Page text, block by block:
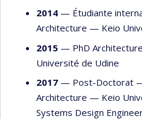
2014 — Étudiante
Architecture — Keio
2015 — PhD
Université de Udine
2017 — Post-Doctorat
Architecture — Keio
Systems Design